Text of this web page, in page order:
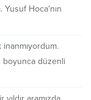
Yusuf Hoca'nın
inanmıyordum.
düzenli